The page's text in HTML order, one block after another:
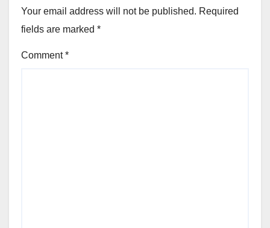
Your email address will not be published. Required
fields are marked *
Comment*